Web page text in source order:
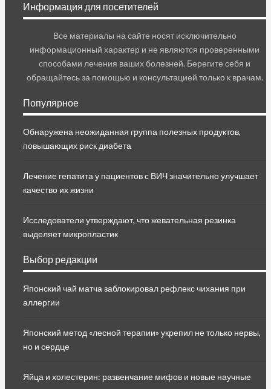
Информация для посетителей
Все материалы на сайте носят исключительно
информационный характер и не являются проверенными
способами лечения ваших болезней. Берегите себя и
обращайтесь за помощью и консультацией только к врачам.
Популярное
Обнаружена неожиданная группа полезных продуктов,
повышающих риск диабета
Лечение гепатита у пациентов с ВИЧ значительно улучшает
качество их жизни
Исследователи утверждают, что жевательная резинка
выделяет микропластик
Выбор редакции
Японский чай матча заблокировал рефлекс чихания при
аллергии
Японский метод «лесной терапии» укрепил не только нервы,
но и сердце
Яйца и холестерин: развенчание мифов и новые научные